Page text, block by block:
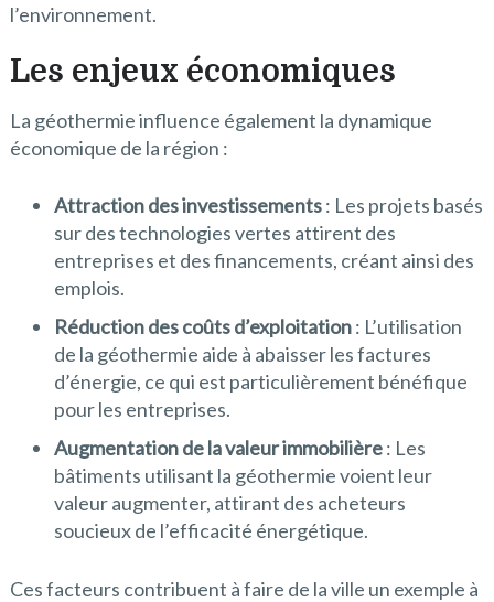
l’environnement.
Les enjeux économiques
La géothermie influence également la dynamique
économique de la région :
Attraction des investissements: Les projets basés
sur des technologies vertes attirent des
entreprises et des financements, créant ainsi des
emplois.
Réduction des coûts d’exploitation: L’utilisation
de la géothermie aide à abaisser les factures
d’énergie, ce qui est particulièrement bénéfique
pour les entreprises.
Augmentation de la valeur immobilière: Les
bâtiments utilisant la géothermie voient leur
valeur augmenter, attirant des acheteurs
soucieux de l’efficacité énergétique.
Ces facteurs contribuent à faire de la ville un exemple à